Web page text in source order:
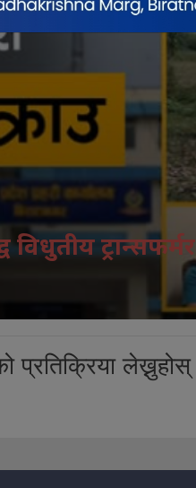
विधुतीय ट्रान्सफर्मर
प्रतिक्रिया लेख्नुहोस्